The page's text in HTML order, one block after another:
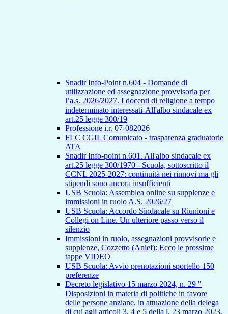
Snadir Info-Point n.604 - Domande di
utilizzazione ed assegnazione provvisoria per
l’a.s. 2026/2027. I docenti di religione a tempo
indeterminato interessati-All'albo sindacale ex
art.25 legge 300/19
Professione i.r. 07-082026
FLC CGIL Comunicato - trasparenza graduatorie
ATA
Snadir Info-point n.601. All'albo sindacale ex
art.25 legge 300/1970 - Scuola, sottoscritto il
CCNL 2025-2027: continuità nei rinnovi ma gli
stipendi sono ancora insufficienti
USB Scuola: Assemblea online su supplenze e
immissioni in ruolo A.S. 2026/27
USB Scuola: Accordo Sindacale su Riunioni e
Collegi on Line. Un ulteriore passo verso il
silenzio
Immissioni in ruolo, assegnazioni provvisorie e
supplenze, Cozzetto (Anief): Ecco le prossime
tappe VIDEO
USB Scuola: Avvio prenotazioni sportello 150
preferenze
Decreto legislativo 15 marzo 2024, n. 29 "
Disposizioni in materia di politiche in favore
delle persone anziane, in attuazione della delega
di cui agli articoli 3, 4 e 5 della l. 23 marzo 2023,